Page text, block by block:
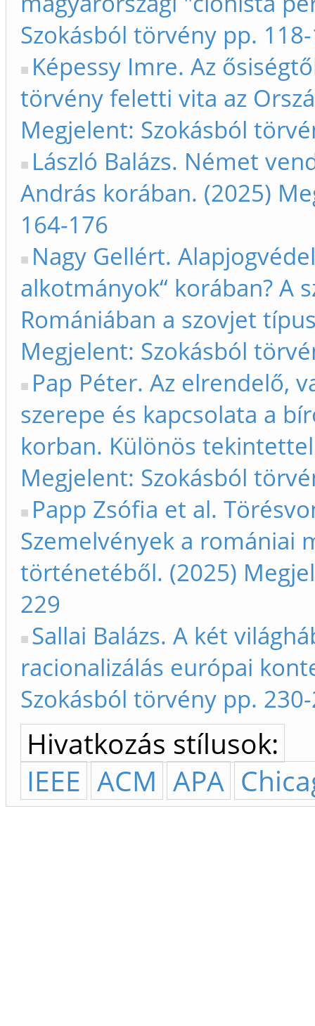
Szokásból törvény pp.
Képessy Imre. Az
törvény feletti vita az
Megjelent: Szokásból
László Balázs. Német
András korában. (2025)
164-176
Nagy Gellért.
alkotmányok“ korában? A
Romániában a szovjet
Megjelent: Szokásból
Pap Péter. Az elrendelő,
szerepe és kapcsolata a
korban. Különös
Megjelent: Szokásból
Papp Zsófia et al.
Szemelvények a romániai
történetéből. (2025)
229
Sallai Balázs. A két
racionalizálás európai
Szokásból törvény pp.
Hivatkozás stílusok:
IEEE ACM APA